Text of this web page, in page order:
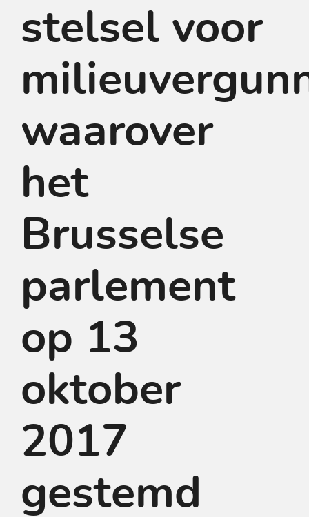
stelsel voor
waarover
het
Brusselse
parlement
op 13
oktober
2017
gestemd